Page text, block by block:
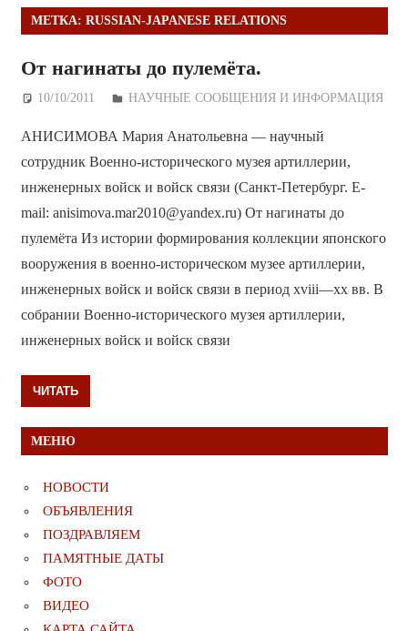
МЕТКА: RUSSIAN-JAPANESE RELATIONS
От нагинаты до пулемёта.
10/10/2011 Дежурный по Редакции
НАУЧНЫЕ СООБЩЕНИЯ И ИНФОРМАЦИЯ
АНИСИМОВА Мария Анатольевна — научный
сотрудник Военно-исторического музея артиллерии,
инженерных войск и войск связи (Санкт-Петербург. E-
mail: anisimova.mar2010@yandex.ru) От нагинаты до
пулемёта Из истории формирования коллекции японского
вооружения в военно-историческом музее артиллерии,
инженерных войск и войск связи в период xviii—xx вв. В
собрании Военно-исторического музея артиллерии,
инженерных войск и войск связи
ЧИТАТЬ
МЕНЮ
НОВОСТИ
ОБЪЯВЛЕНИЯ
ПОЗДРАВЛЯЕМ
ПАМЯТНЫЕ ДАТЫ
ФОТО
ВИДЕО